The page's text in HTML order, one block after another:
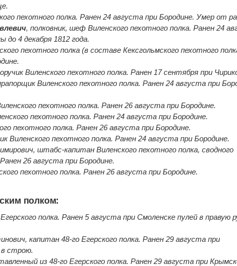
пехотного полка. Ранен 24 августа при Бородине. Умер от
, полковник, шеф Виленского пехотного полка. Ранен 24
до 4 декабря 1812 года.
пехотного полка (в составе Кексгольмского пехотного
Виленского пехотного полка. Ранен 17 сентября при
Виленского пехотного полка. Ранен 24 августа при
пехотного полка. Ранен 26 августа при Бородине.
пехотного полка. Ранен 24 августа при Бородине.
пехотного полка. Ранен 26 августа при Бородине.
Виленского пехотного полка. Ранен 24 августа при Бородине.
штабс-капитан Виленского пехотного полка, сводного
26 августа при Бородине.
пехотного полка. Ранен 26 августа при Бородине.
полком:
полка. Ранен 5 августа при Смоленске пулей в правую
капитан 48-го Егерского полка. Ранен 29 августа при
строю.
из 48-го Егерского полка. Ранен 29 августа при